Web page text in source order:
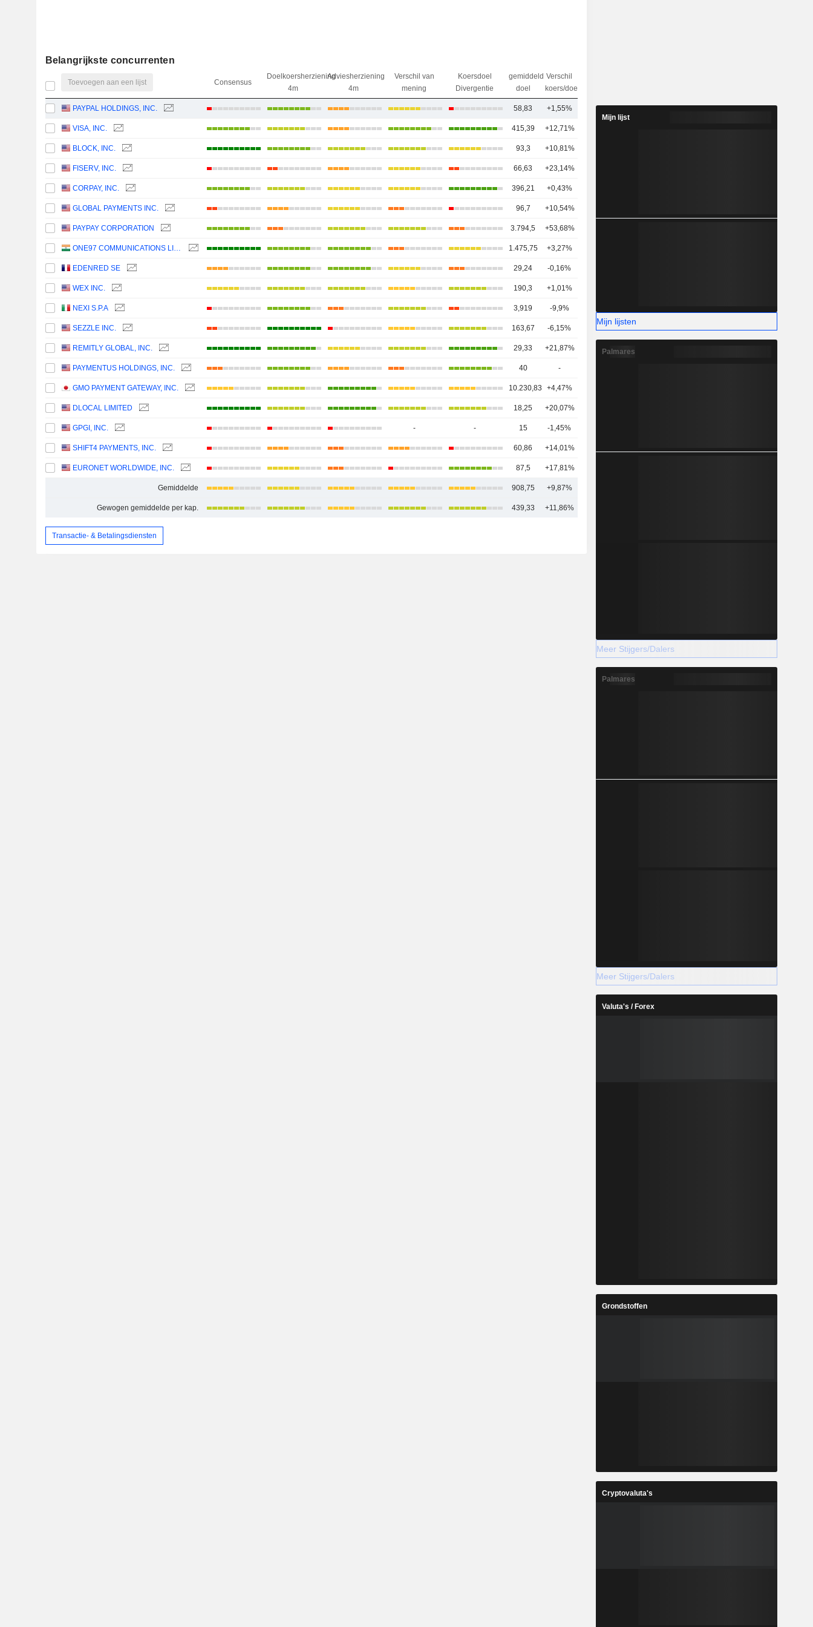
Belangrijkste concurrenten
Toevoegen aan een lijst Consensus
Doelkoersherziening
4m
Adviesherziening
4m
Verschil van
mening
Koersdoel
Divergentie
gemiddeld
doel
Verschil
koers/doel
PAYPAL HOLDINGS, INC. 58,83 +1,55% 33
VISA, INC. 415,39 +12,71%
BLOCK, INC. 93,3 +10,81%
FISERV, INC. 66,63 +23,14%
CORPAY, INC. 396,21 +0,43%
GLOBAL PAYMENTS INC. 96,7 +10,54%
PAYPAY CORPORATION 3.794,5 +53,68%
ONE97 COMMUNICATIONS LIMITED 1.475,75 +3,27%
EDENRED SE 29,24 -0,16%
WEX INC. 190,3 +1,01%
NEXI S.P.A 3,919 -9,9%
SEZZLE INC. 163,67 -6,15% 6
REMITLY GLOBAL, INC. 29,33 +21,87%
PAYMENTUS HOLDINGS, INC. 40 -
GMO PAYMENT GATEWAY, INC. 10.230,83 +4,47%
DLOCAL LIMITED 18,25 +20,07%
GPGI, INC. - - 15 -1,45%
SHIFT4 PAYMENTS, INC. 60,86 +14,01%
EURONET WORLDWIDE, INC. 87,5 +17,81%
Gemiddelde 908,75 +9,87%
Gewogen gemiddelde per kap. 439,33 +11,86%
Transactie- & Betalingsdiensten
Mijn lijst
Mijn lijsten
Palmares
Meer Stijgers/Dalers
Palmares
Meer Stijgers/Dalers
Valuta's / Forex
Grondstoffen
Cryptovaluta's